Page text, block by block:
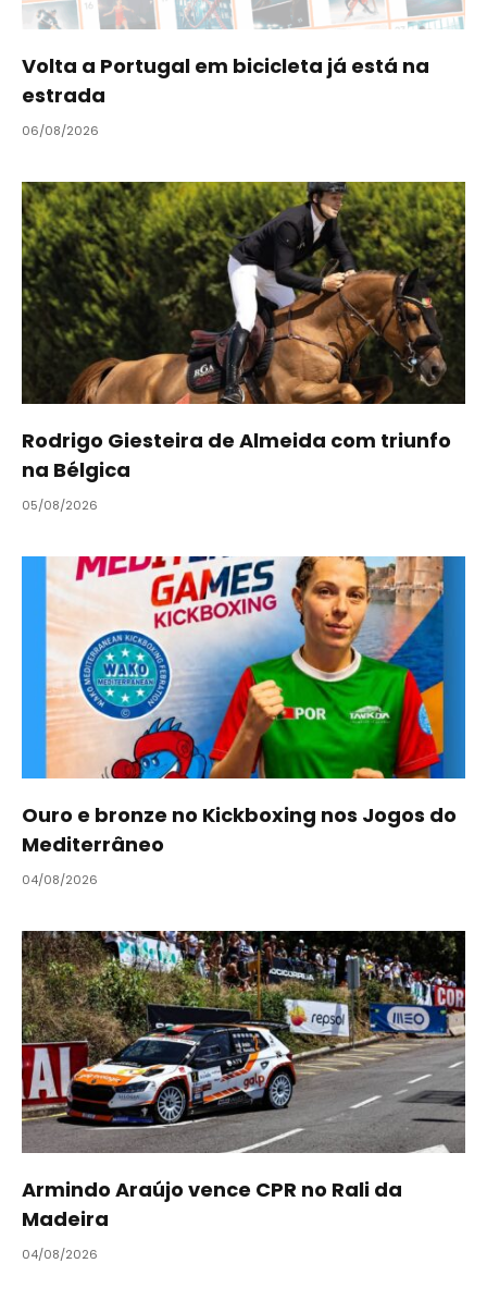
Volta a Portugal em bicicleta já está na
estrada
06/08/2026
Rodrigo Giesteira de Almeida com triunfo
na Bélgica
05/08/2026
Ouro e bronze no Kickboxing nos Jogos do
Mediterrâneo
04/08/2026
Armindo Araújo vence CPR no Rali da
Madeira
04/08/2026